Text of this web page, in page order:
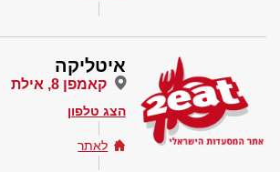
איטליקה
קאמפן 8, אילת
הצג טלפון
לאתר